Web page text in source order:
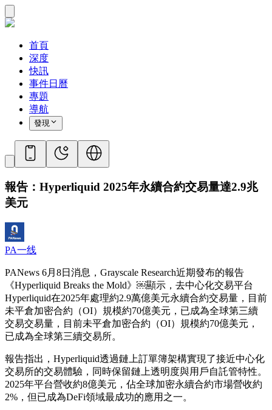
首頁
深度
快訊
事件日曆
專題
導航
發現
報告：Hyperliquid 2025年永續合約交易量達2.9兆
美元
PA一线
PANews 6月8日消息，Grayscale Research近期發布的報告
《Hyperliquid Breaks the Mold》￼顯示，去中心化交易平台
Hyperliquid在2025年處理約2.9萬億美元永續合約交易量，目前
未平倉加密合約（OI）規模約70億美元，已成為全球第三續
交易交易量，目前未平倉加密合約（OI）規模約70億美元，
已成為全球第三續交易所。
報告指出，Hyperliquid透過鏈上訂單簿架構實現了接近中心化
交易所的交易體驗，同時保留鏈上透明度與用戶自託管特性。
2025年平台營收約8億美元，佔全球加密永續合約市場營收約
2%，但已成為DeFi領域最成功的應用之一。